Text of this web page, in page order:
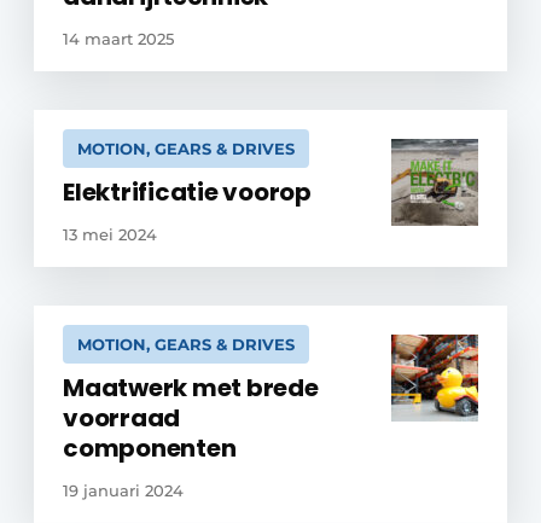
14 maart 2025
MOTION, GEARS & DRIVES
Elektrificatie voorop
13 mei 2024
MOTION, GEARS & DRIVES
Maatwerk met brede
voorraad
componenten
19 januari 2024